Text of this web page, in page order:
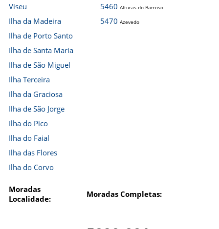
Viseu
Ilha da Madeira
Ilha de Porto Santo
Ilha de Santa Maria
Ilha de São Miguel
Ilha Terceira
Ilha da Graciosa
Ilha de São Jorge
Ilha do Pico
Ilha do Faial
Ilha das Flores
Ilha do Corvo
5460 Alturas do Barroso
5470 Azevedo
Moradas
Localidade:
Moradas Completas: